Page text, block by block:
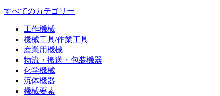
すべてのカテゴリー
工作機械
機械工具/作業工具
産業用機械
物流・搬送・包装機器
化学機械
流体機器
機械要素